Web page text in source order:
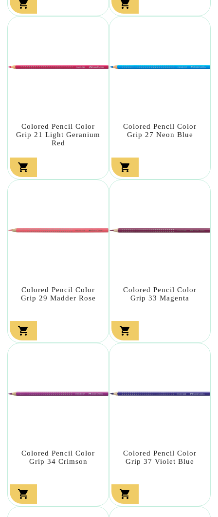
 
Colored Pencil Color
Grip 21 Light Geranium
Red

Colored Pencil Color
Grip 27 Neon Blue

Colored Pencil Color
Grip 29 Madder Rose

Colored Pencil Color
Grip 33 Magenta

Colored Pencil Color
Grip 34 Crimson

Colored Pencil Color
Grip 37 Violet Blue
